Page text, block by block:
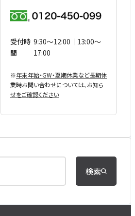
受付時
間
9:30〜12:00｜13:00〜
17:00
※年末年始・GW・夏期休業など⻑期休
業時お問い合わせについては、お知ら
せをご確認ください
検索